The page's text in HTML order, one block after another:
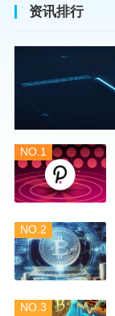
资讯排行
NO.1
NO.2
NO.3